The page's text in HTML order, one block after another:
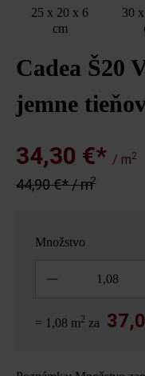
25 x 20 x 6
cm
30
Cadea Š20
jemne
34,30 €* / m2
44,90 €* / m2
Množstvo
= 1,08 m2 za